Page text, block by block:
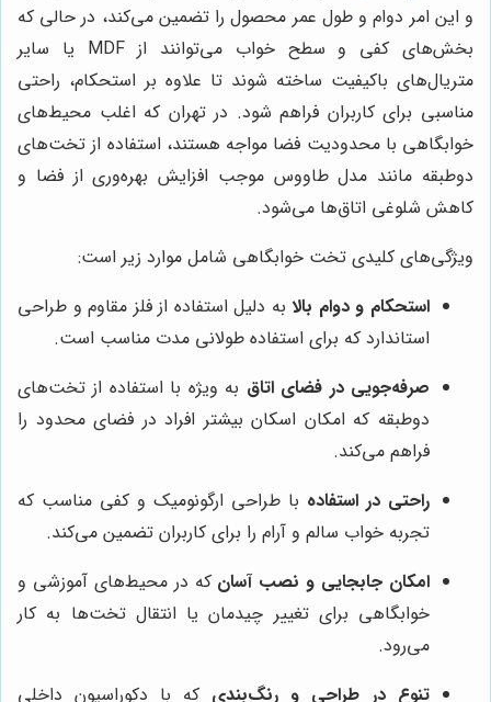
و این امر دوام و طول عمر محصول را تضمین می‌کند، در حالی که
بخش‌های کفی و سطح خواب می‌توانند از MDF یا سایر
متریال‌های باکیفیت ساخته شوند تا علاوه بر استحکام، راحتی
مناسبی برای کاربران فراهم شود. در تهران که اغلب محیط‌های
خوابگاهی با محدودیت فضا مواجه هستند، استفاده از تخت‌های
دوطبقه مانند مدل طاووس موجب افزایش بهره‌وری از فضا و
کاهش شلوغی اتاق‌ها می‌شود.
ویژگی‌های کلیدی تخت خوابگاهی شامل موارد زیر است:
استحکام و دوام بالابه دلیل استفاده از فلز مقاوم و طراحی
استاندارد که برای استفاده طولانی مدت مناسب است.
صرفه‌جویی در فضای اتاق به ویژه با استفاده از تخت‌های
دوطبقه که امکان اسکان بیشتر افراد در فضای محدود را
فراهم می‌کند.
راحتی در استفاده با طراحی ارگونومیک و کفی مناسب که
تجربه خواب سالم و آرام را برای کاربران تضمین می‌کند.
امکان جابجایی و نصب آسان که در محیط‌های آموزشی و
خوابگاهی برای تغییر چیدمان یا انتقال تخت‌ها به کار
می‌رود.
تنوع در طراحی و رنگ‌بندی که با دکوراسیون داخلی